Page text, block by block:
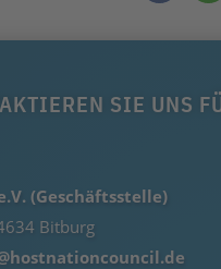
SIE UNS
(Geschäftsstelle)
Bitburg